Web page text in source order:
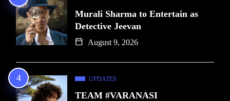
Murali Sharma to Entertain as
Detective Jeevan
August 9, 2026
UPDATES
TEAM #VARANASI